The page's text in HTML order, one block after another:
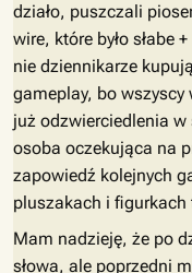
działo, puszczali
wire, które było słabe
nie dziennikarze
gameplay, bo
już odzwierciedlenia
osoba oczekująca na
zapowiedź kolejnych
pluszakach i
Mam nadzieję, że po
słowa, ale poprzedni